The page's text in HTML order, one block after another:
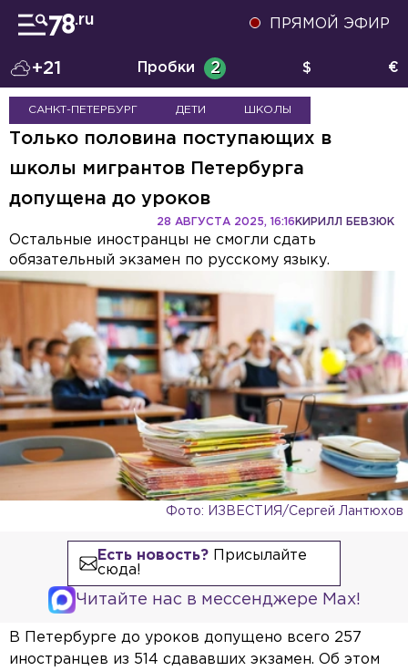
ПРЯМОЙ ЭФИР
+21 Пробки 2 $ €
САНКТ-ПЕТЕРБУРГ ДЕТИ ШКОЛЫ
Только половина поступающих в
школы мигрантов Петербурга
допущена до уроков
КИРИЛЛ БЕВЗЮК
28 АВГУСТА 2025, 16:16
Остальные иностранцы не смогли сдать
обязательный экзамен по русскому языку.
Фото: ИЗВЕСТИЯ/Сергей Лантюхов
Есть новость?Присылайте
сюда!
Читайте нас в мессенджере Max!
В Петербурге до уроков допущено всего 257
иностранцев из 514 сдававших экзамен. Об этом